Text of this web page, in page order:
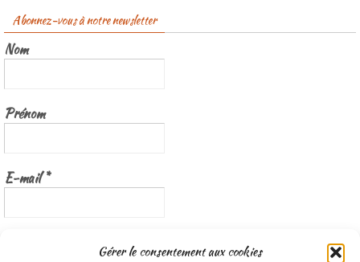
Gérer le consentement aux cookies
Abonnez-vous à notre newsletter
Nom
Prénom
E-mail*
Nous gardons vos données privées et ne les partageons qu’avec les